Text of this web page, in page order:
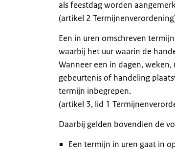
als feestdag worden
(artikel 2
Een in uren omschreven
waarbij het uur waarin de
Wanneer een in dagen,
gebeurtenis of handeling
termijn inbegrepen.
(artikel 3, lid 1
Daarbij gelden bovendien de
Een termijn in uren gaat in